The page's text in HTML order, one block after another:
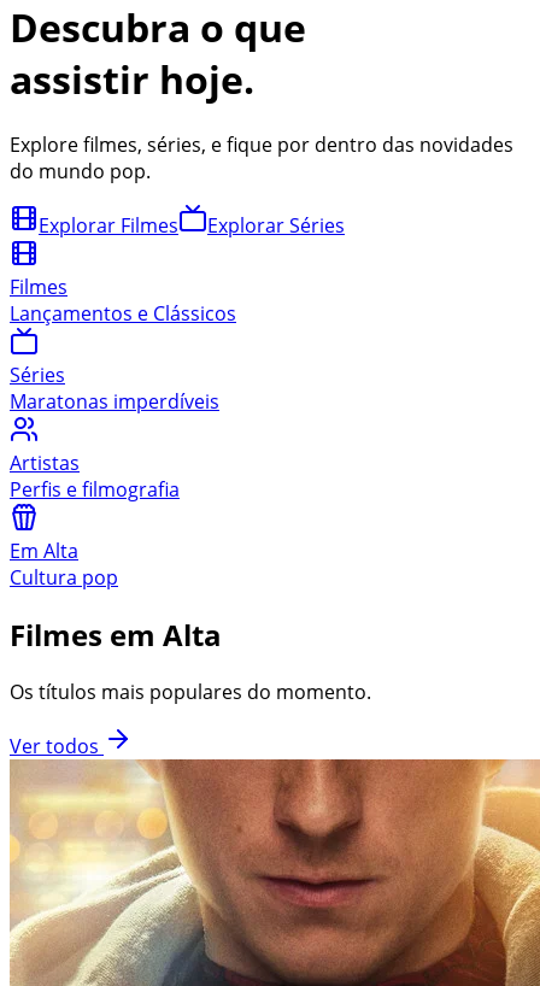
Descubra o que
assistir hoje.
Explore filmes, séries, e fique por dentro das novidades
do mundo pop.
Explorar Filmes Explorar Séries
Filmes
Lançamentos e Clássicos
Séries
Maratonas imperdíveis
Artistas
Perfis e filmografia
Em Alta
Cultura pop
Filmes em Alta
Os títulos mais populares do momento.
Ver todos